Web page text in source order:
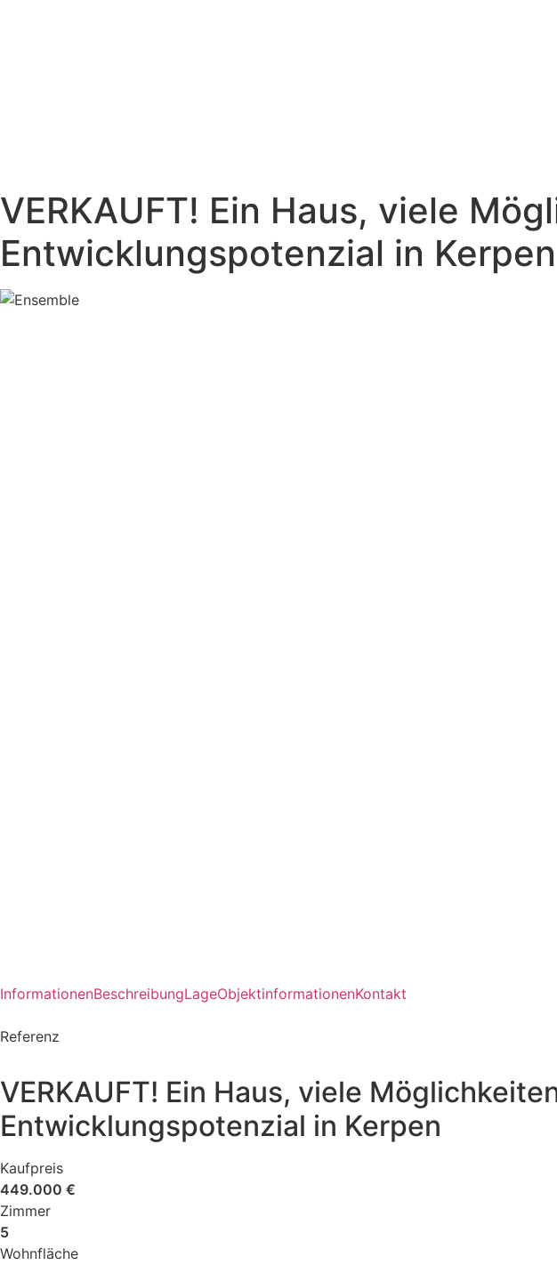
VERKAUFT! Ein Haus, viele
Entwicklungspotenzial in Kerpen
InformationenBeschreibungLageObjektinformationenKontakt
Referenz
VERKAUFT! Ein Haus, viele
Entwicklungspotenzial in Kerpen
Kaufpreis
449.000 €
Zimmer
5
Wohnfläche